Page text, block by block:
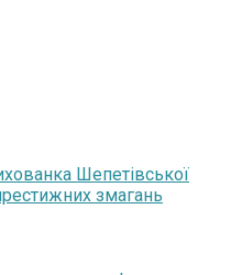
Шепетівської
змагань